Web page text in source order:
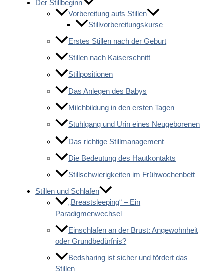
Der Stillbeginn
Vorbereitung aufs Stillen
Stillvorbereitungskurse
Erstes Stillen nach der Geburt
Stillen nach Kaiserschnitt
Stillpositionen
Das Anlegen des Babys
Milchbildung in den ersten Tagen
Stuhlgang und Urin eines Neugeborenen
Das richtige Stillmanagement
Die Bedeutung des Hautkontakts
Stillschwierigkeiten im Frühwochenbett
Stillen und Schlafen
„Breastsleeping“ – Ein
Paradigmenwechsel
Einschlafen an der Brust: Angewohnheit
oder Grundbedürfnis?
Bedsharing ist sicher und fördert das
Stillen